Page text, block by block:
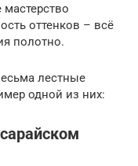
оттенков – всё
полотно.
лестные
одной из них: